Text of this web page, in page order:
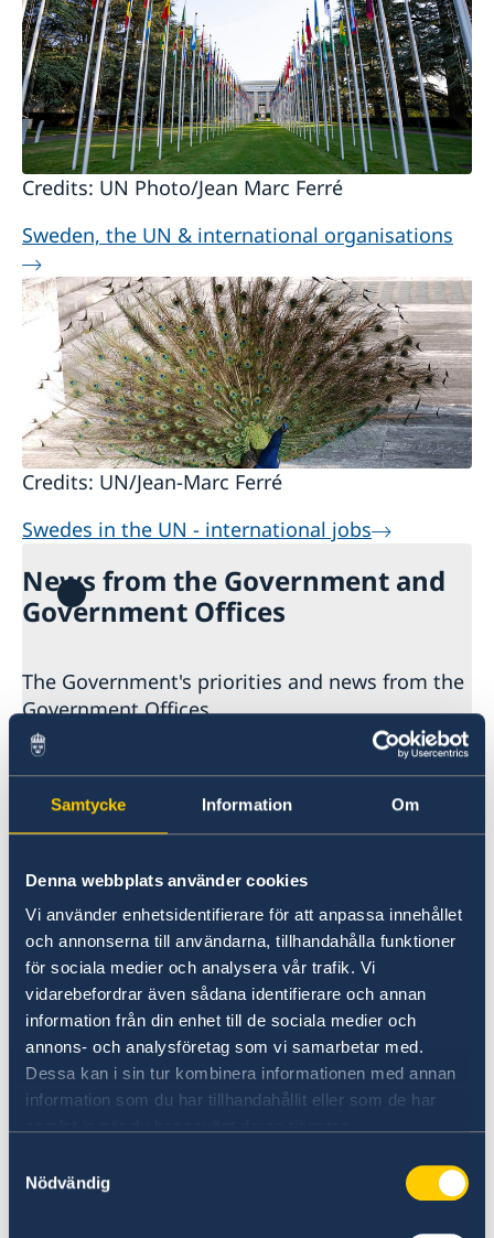
Samtycke Information Om
Denna webbplats använder cookies
Vi använder enhetsidentifierare för att anpassa innehållet
och annonserna till användarna, tillhandahålla funktioner
för sociala medier och analysera vår trafik. Vi
vidarebefordrar även sådana identifierare och annan
information från din enhet till de sociala medier och
annons- och analysföretag som vi samarbetar med.
Dessa kan i sin tur kombinera informationen med annan
information som du har tillhandahållit eller som de har
Nödvändig
Credits: UN Photo/Jean Marc Ferré
Sweden, the UN & international organisations
Credits: UN/Jean-Marc Ferré
Swedes in the UN - international jobs
News from the Government and
Government Offices
The Government's priorities and news from the
Government Offices.
Here you can read more about the
Government's primary priorities.
Swedish Foreign Policy Stories
Swedish Ministry for Foreign Affairs.